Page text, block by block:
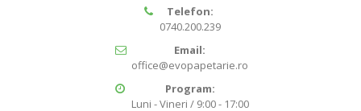
Telefon:
0740.200.239
Email:
office@evopapetarie.ro
Program:
Luni - Vineri / 9:00 - 17:00